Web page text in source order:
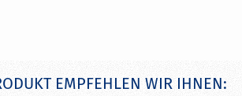
EMPFEHLEN WIR IHNEN: